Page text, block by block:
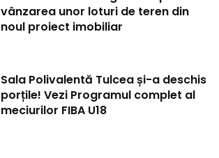
vânzarea unor loturi de teren din
noul proiect imobiliar
Sala Polivalentă Tulcea și-a deschis
porțile! Vezi Programul complet al
meciurilor FIBA U18